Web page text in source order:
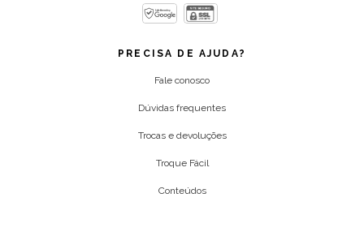
PRECISA DE AJUDA?
Fale conosco
Dúvidas frequentes
Trocas e devoluções
Troque Fácil
Conteúdos